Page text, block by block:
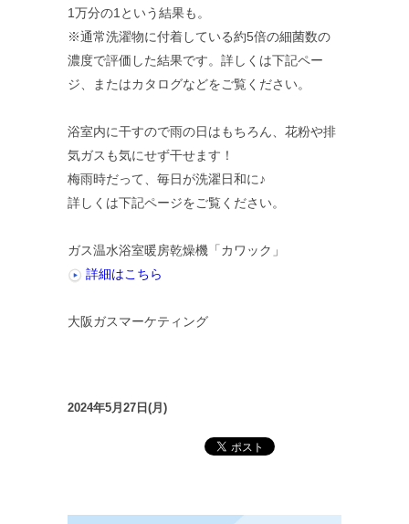
1万分の1という結果も。
※通常洗濯物に付着している約5倍の細菌数の
濃度で評価した結果です。詳しくは下記ペー
ジ、またはカタログなどをご覧ください。
浴室内に干すので雨の日はもちろん、花粉や排
気ガスも気にせず干せます！
梅雨時だって、毎日が洗濯日和に♪
詳しくは下記ページをご覧ください。
ガス温水浴室暖房乾燥機「カワック」
詳細はこちら
大阪ガスマーケティング
2024年5月27日(月)